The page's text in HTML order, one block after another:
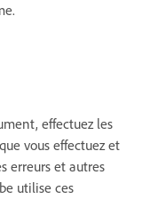
effectuez les
vous effectuez et
erreurs et autres
utilise ces